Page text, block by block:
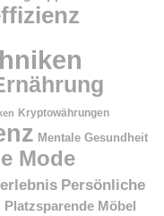
Kryptowährungen
Mentale Gesundheit
Mode
Persönliche
Platzsparende Möbel